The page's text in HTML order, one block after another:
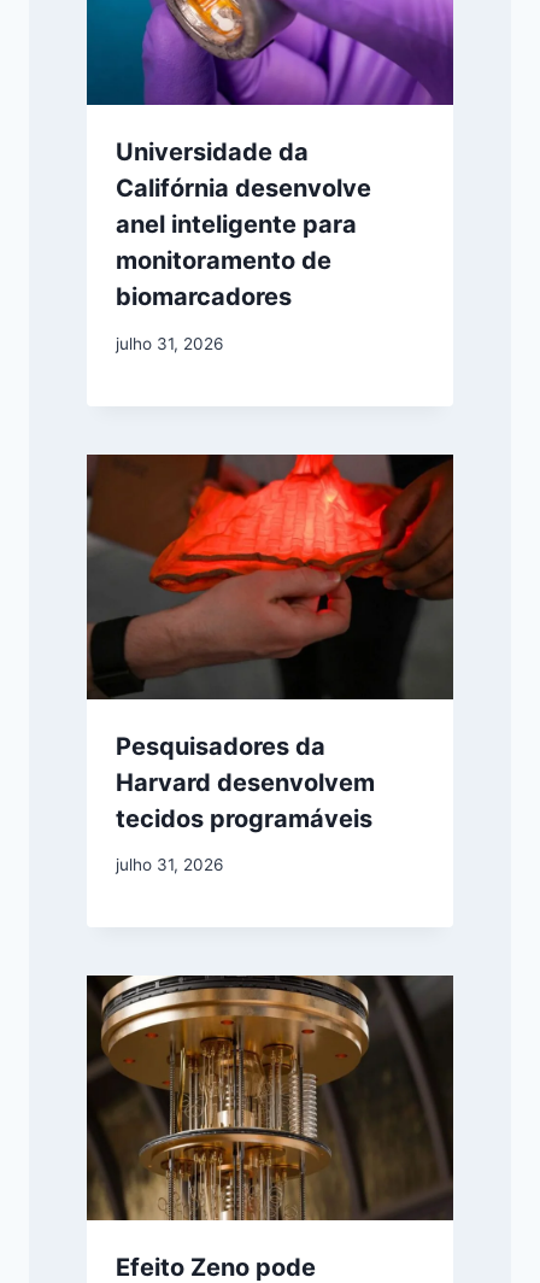
Universidade da
Califórnia desenvolve
anel inteligente para
monitoramento de
biomarcadores
julho 31, 2026
Pesquisadores da
Harvard desenvolvem
tecidos programáveis
julho 31, 2026
Efeito Zeno pode